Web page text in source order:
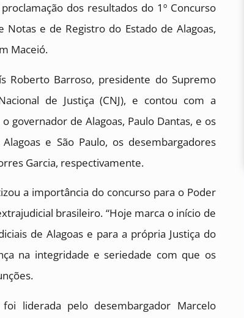
dos resultados do 1º Concurso
Notas e de Registro do Estado de Alagoas,
Maceió.
Roberto Barroso, presidente do Supremo
de Justiça (CNJ), e contou com a
governador de Alagoas, Paulo Dantas, e os
e São Paulo, os desembargadores
Garcia, respectivamente.
a importância do concurso para o Poder
brasileiro. “Hoje marca o início de
de Alagoas e para a própria Justiça do
na integridade e seriedade com que os
liderada pelo desembargador Marcelo